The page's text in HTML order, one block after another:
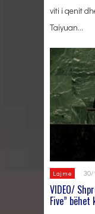
viti i qenit
Taiyuan…
Lajme 30/
VIDEO/
Five” bëhet